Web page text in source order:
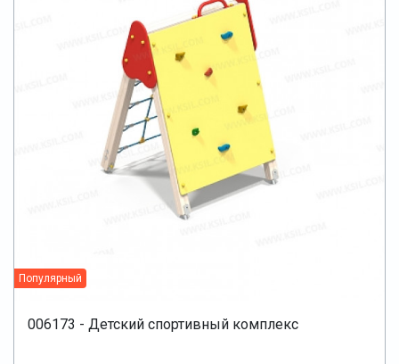
Популярный
006173 - Детский спортивный комплекс